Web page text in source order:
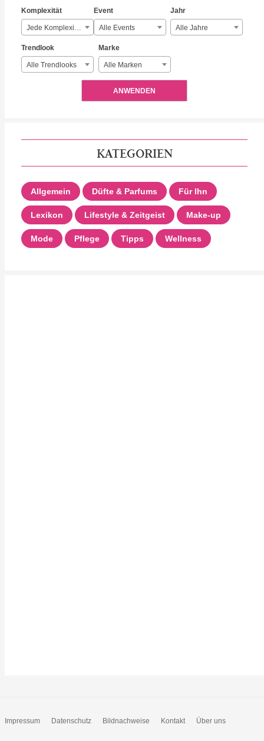
Komplexität
Jede Komplexität
Event
Alle Events
Jahr
Alle Jahre
Trendlook
Alle Trendlooks
Marke
Alle Marken
ANWENDEN
KATEGORIEN
Allgemein Düfte & Parfums Für Ihn
Lexikon Lifestyle & Zeitgeist Make-up
Mode Pflege Tipps Wellness
Impressum Datenschutz Bildnachweise Kontakt Über uns